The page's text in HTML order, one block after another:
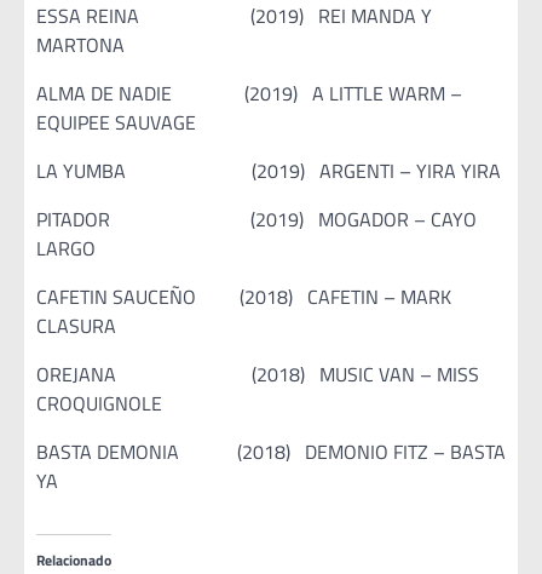
ESSA REINA (2019) REI MANDA Y
MARTONA
ALMA DE NADIE (2019) A LITTLE WARM –
EQUIPEE SAUVAGE
LA YUMBA (2019) ARGENTI – YIRA YIRA
PITADOR (2019) MOGADOR – CAYO
LARGO
CAFETIN SAUCEÑO (2018) CAFETIN – MARK
CLASURA
OREJANA (2018) MUSIC VAN – MISS
CROQUIGNOLE
BASTA DEMONIA (2018) DEMONIO FITZ – BASTA
YA
Relacionado